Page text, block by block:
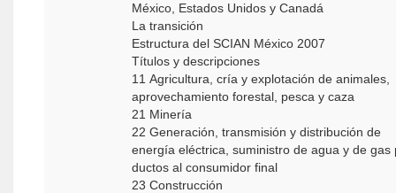
México, Estados Unidos y Canadá
La transición
Estructura del SCIAN México 2007
Títulos y descripciones
11 Agricultura, cría y explotación de animales,
aprovechamiento forestal, pesca y caza
21 Minería
22 Generación, transmisión y distribución de
energía eléctrica, suministro de agua y de gas
ductos al consumidor final
23 Construcción